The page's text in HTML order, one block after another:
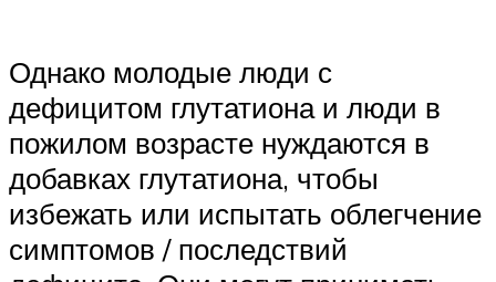
Однако молодые люди с
дефицитом глутатиона и люди в
пожилом возрасте нуждаются в
добавках глутатиона, чтобы
избежать или испытать облегчение
симптомов / последствий